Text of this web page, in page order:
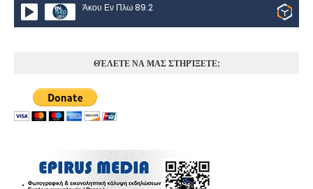
Άκου Εν Πλω 89.2
ΘΈΛΕΤΕ ΝΑ ΜΑΣ ΣΤΗΡΊΞΕΤΕ;